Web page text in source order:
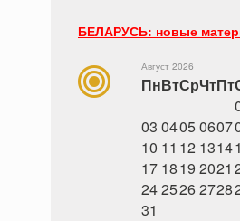
БЕЛАРУСЬ: новые
Август 2026
ПнВтСрЧтПт
03 04050607
10 11 12 1314
17 1819 2021
2425262728
31